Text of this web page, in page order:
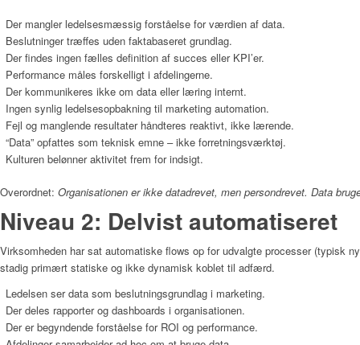
Der mangler ledelsesmæssig forståelse for værdien af data.
Beslutninger træffes uden faktabaseret grundlag.
Der findes ingen fælles definition af succes eller KPI’er.
Performance måles forskelligt i afdelingerne.
Der kommunikeres ikke om data eller læring internt.
Ingen synlig ledelsesopbakning til marketing automation.
Fejl og manglende resultater håndteres reaktivt, ikke lærende.
“Data” opfattes som teknisk emne – ikke forretningsværktøj.
Kulturen belønner aktivitet frem for indsigt.
Overordnet: Organisationen er ikke datadrevet, men persondrevet. Data
Niveau 2: Delvist automatiseret
Virksomheden har sat automatiske flows op for udvalgte processer (typisk
stadig primært statiske og ikke dynamisk koblet til adfærd.
Ledelsen ser data som beslutningsgrundlag i marketing.
Der deles rapporter og dashboards i organisationen.
Der er begyndende forståelse for ROI og performance.